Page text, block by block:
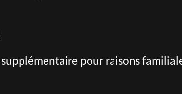
pour raisons